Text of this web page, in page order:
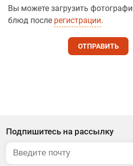
Вы можете загрузить
блюд после регистрации.
ОТПРАВИТЬ
Подпишитесь на рассылку